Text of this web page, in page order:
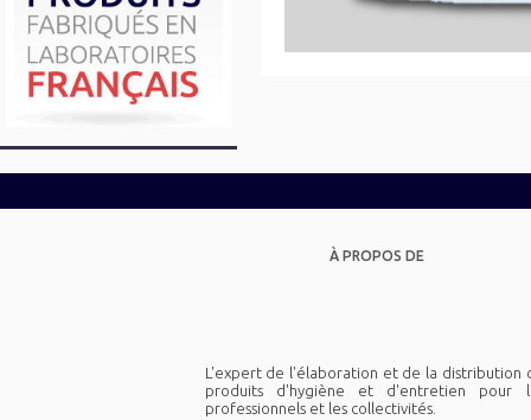
À PROPOS DE
L'expert de l'élaboration et de la distribution
produits d'hygiène et d'entretien pour
professionnels et les collectivités.